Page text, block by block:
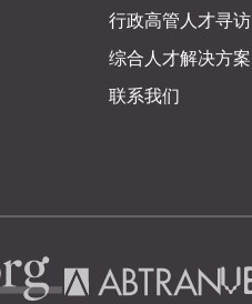
行政高管人才寻访
综合人才解决方案
联系我们